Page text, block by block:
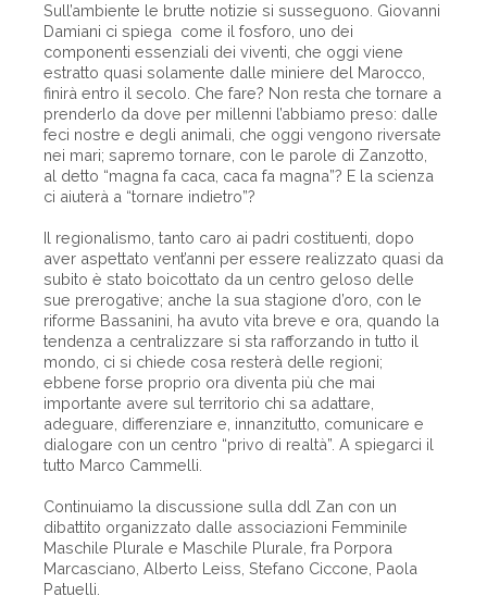
Sull’ambiente le brutte notizie si susseguono. Giovanni
Damiani ci spiega come il fosforo, uno dei
componenti essenziali dei viventi, che oggi viene
estratto quasi solamente dalle miniere del Marocco,
finirà entro il secolo. Che fare? Non resta che tornare a
prenderlo da dove per millenni l’abbiamo preso: dalle
feci nostre e degli animali, che oggi vengono riversate
nei mari; sapremo tornare, con le parole di Zanzotto,
al detto “magna fa caca, caca fa magna”? E la scienza
ci aiuterà a “tornare indietro”?
Il regionalismo, tanto caro ai padri costituenti, dopo
aver aspettato vent’anni per essere realizzato quasi da
subito è stato boicottato da un centro geloso delle
sue prerogative; anche la sua stagione d’oro, con le
riforme Bassanini, ha avuto vita breve e ora, quando la
tendenza a centralizzare si sta rafforzando in tutto il
mondo, ci si chiede cosa resterà delle regioni;
ebbene forse proprio ora diventa più che mai
importante avere sul territorio chi sa adattare,
adeguare, differenziare e, innanzitutto, comunicare e
dialogare con un centro “privo di realtà”. A spiegarci il
tutto Marco Cammelli.
Continuiamo la discussione sulla ddl Zan con un
dibattito organizzato dalle associazioni Femminile
Maschile Plurale e Maschile Plurale, fra Porpora
Marcasciano, Alberto Leiss, Stefano Ciccone, Paola
Patuelli.